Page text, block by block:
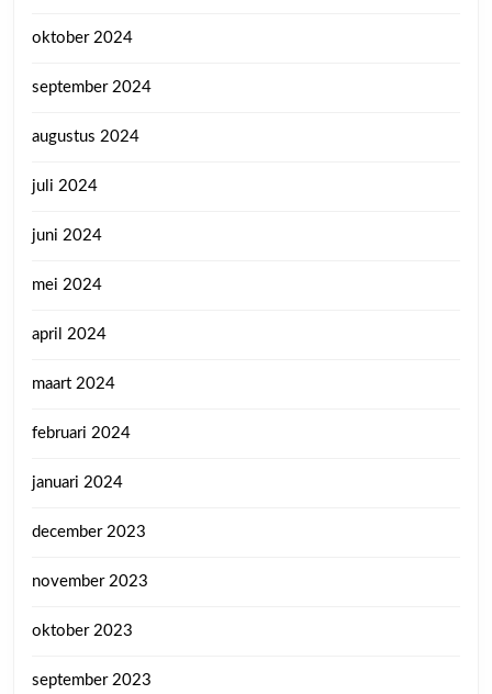
oktober 2024
september 2024
augustus 2024
juli 2024
juni 2024
mei 2024
april 2024
maart 2024
februari 2024
januari 2024
december 2023
november 2023
oktober 2023
september 2023